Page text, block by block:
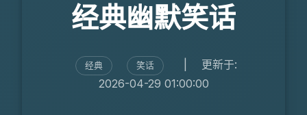
经典幽默笑话
经典 笑话
更新于:
2026-04-29 01:00:00